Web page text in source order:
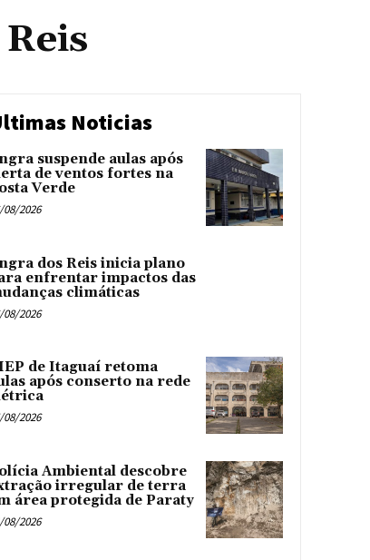
Noticias
suspende aulas após
de ventos fortes na
Verde
08/2026
dos Reis inicia plano
enfrentar impactos das
climáticas
08/2026
de Itaguaí retoma
após conserto na rede
08/2026
Ambiental descobre
irregular de terra
área protegida de Paraty
08/2026